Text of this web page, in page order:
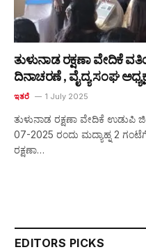
ತುಳುನಾಡ ರಕ್ಷಣಾ ವೇದಿಕೆ
ದಿನಾಚರಣೆ , ವೈದ್ಯ ಸಂಘ
ಇತರೆ 1 July 2025
ತುಳುನಾಡ ರಕ್ಷಣಾ ವೇದಿಕೆ ಉಡುಪಿ
07-2025 ರಂದು ಮದ್ಯಾಹ್ನ 2
ರಕ್ಷಣಾ…
EDITORS PICKS